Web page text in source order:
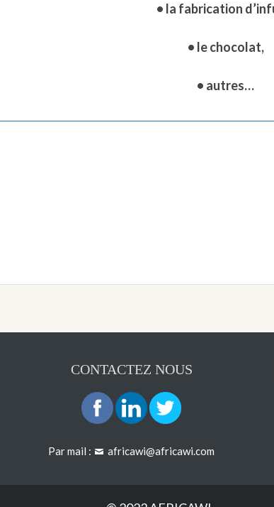
• la fabrication
• le chocolat,
• autres…
CONTACTEZ NOUS
Par mail : africawi@africawi.com